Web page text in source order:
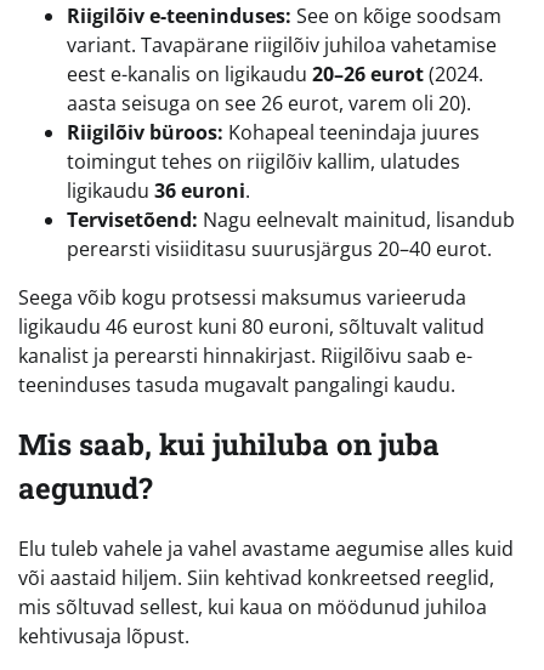
Riigilõiv e-teeninduses: See on kõige soodsam
variant. Tavapärane riigilõiv juhiloa vahetamise
eest e-kanalis on ligikaudu 20–26 eurot(2024.
aasta seisuga on see 26 eurot, varem oli 20).
Riigilõiv büroos: Kohapeal teenindaja juures
toimingut tehes on riigilõiv kallim, ulatudes
ligikaudu 36 euroni.
Tervisetõend: Nagu eelnevalt mainitud, lisandub
perearsti visiiditasu suurusjärgus 20–40 eurot.
Seega võib kogu protsessi maksumus varieeruda
ligikaudu 46 eurost kuni 80 euroni, sõltuvalt valitud
kanalist ja perearsti hinnakirjast. Riigilõivu saab e-
teeninduses tasuda mugavalt pangalingi kaudu.
Mis saab, kui juhiluba on juba
aegunud?
Elu tuleb vahele ja vahel avastame aegumise alles kuid
või aastaid hiljem. Siin kehtivad konkreetsed reeglid,
mis sõltuvad sellest, kui kaua on möödunud juhiloa
kehtivusaja lõpust.